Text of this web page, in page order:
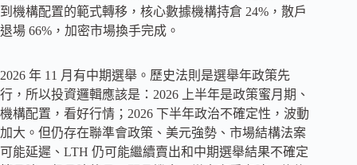
到機構配置的範式轉移，核心數據機構持倉 24%，散戶
退場 66%，加密市場換手完成。
2026 年 11 月有中期選舉。歷史法則是選舉年政策先
行，所以投資邏輯應該是：2026 上半年是政策蜜月期、
機構配置，看好行情；2026 下半年政治不確定性，波動
加大。但仍存在聯準會政策、美元強勢、市場結構法案
可能延遲、LTH 仍可能繼續賣出和中期選舉結果不確定